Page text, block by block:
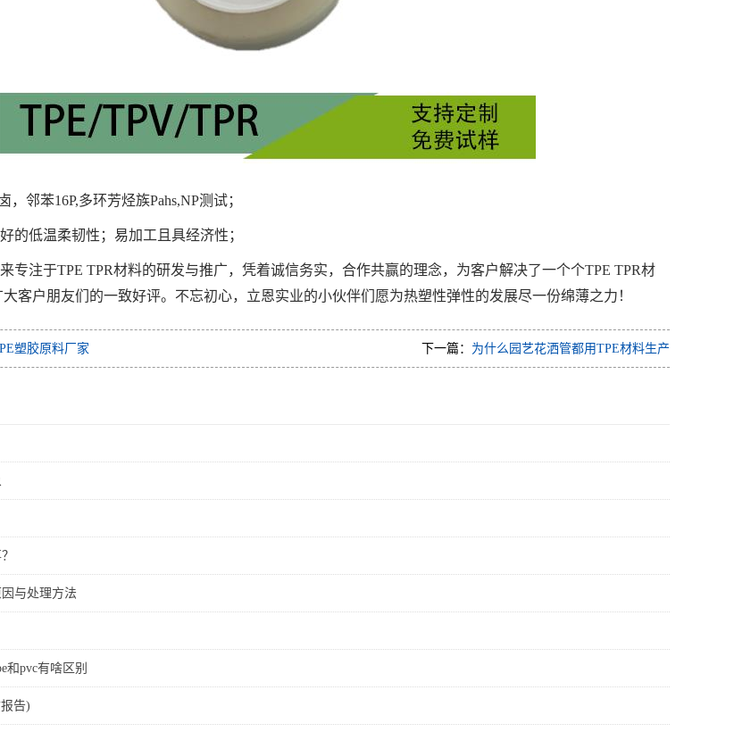
，邻苯16P,多环芳烃族Pahs,NP测试；
的低温柔韧性；易加工且具经济性；
专注于TPE TPR材料的研发与推广，凭着诚信务实，合作共赢的理念，为客户解决了一个个TPE TPR材
客户朋友们的一致好评。不忘初心，立恩实业的小伙伴们愿为热塑性弹性的发展尽一份绵薄之力！
塑胶原料厂家 下一篇： 为什么园艺花洒管都用TPE材料生产
与处理方法
和pvc有啥区别
告)